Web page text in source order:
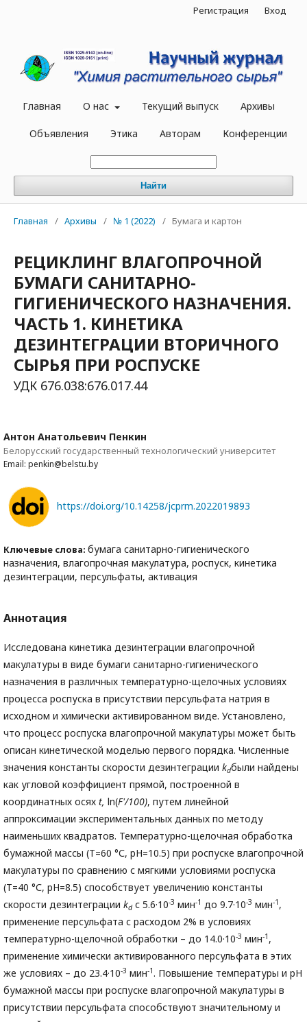
Главная О нас Текущий выпуск Архивы
Объявления Этика Авторам Конференции
Найти
Регистрация Вход
Главная / Архивы / № 1 (2022) / Бумага и картон
РЕЦИКЛИНГ ВЛАГОПРОЧНОЙ
БУМАГИ САНИТАРНО-
ГИГИЕНИЧЕСКОГО НАЗНАЧЕНИЯ.
ЧАСТЬ 1. КИНЕТИКА
ДЕЗИНТЕГРАЦИИ ВТОРИЧНОГО
СЫРЬЯ ПРИ РОСПУСКЕ
УДК 676.038:676.017.44
Антон Анатольевич Пенкин
Белорусский государственный технологический университет
Email: penkin@belstu.by
https://doi.org/10.14258/jcprm.2022019893
Ключевые слова: бумага санитарно-гигиенического
назначения, влагопрочная макулатура, роспуск, кинетика
дезинтеграции, персульфаты, активация
Аннотация
Исследована кинетика дезинтеграции влагопрочной
макулатуры в виде бумаги санитарно-гигиенического
назначения в различных температурно-щелочных условиях
процесса роспуска в присутствии персульфата натрия в
исходном и химически активированном виде. Установлено,
что процесс роспуска влагопрочной макулатуры может быть
описан кинетической моделью первого порядка. Численные
значения константы скорости дезинтеграции kdбыли найдены
как угловой коэффициент прямой, построенной в
координатных осях t, ln(F'/100), путем линейной
аппроксимации экспериментальных данных по методу
наименьших квадратов. Температурно-щелочная обработка
бумажной массы (T=60 °С, pH=10.5) при роспуске влагопрочной
макулатуры по сравнению с мягкими условиями роспуска
(T=40 °С, pH=8.5) способствует увеличению константы
скорости дезинтеграции kdс 5.6·10-3 мин-1 до 9.7·10-3 мин-1 ,
применение персульфата с расходом 2% в условиях
температурно-щелочной обработки – до 14.0·10-3 мин-1 ,
применение химически активированного персульфата в этих
же условиях – до 23.4·10-3 мин-1. Повышение температуры и рН
бумажной массы при роспуске влагопрочной макулатуры в
присутствии персульфата способствуют значительному и